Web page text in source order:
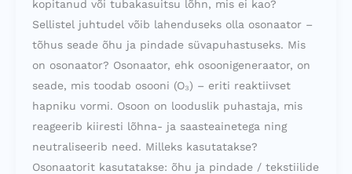
kopitanud või tubakasuitsu lõhn, mis ei kao?
Sellistel juhtudel võib lahenduseks olla osonaator –
tõhus seade õhu ja pindade süvapuhastuseks. Mis
on osonaator? Osonaator, ehk osoonigeneraator, on
seade, mis toodab osooni (O₃) – eriti reaktiivset
hapniku vormi. Osoon on looduslik puhastaja, mis
reageerib kiiresti lõhna- ja saasteainetega ning
neutraliseerib need. Milleks kasutatakse?
Osonaatorit kasutatakse: õhu ja pindade / tekstiilide